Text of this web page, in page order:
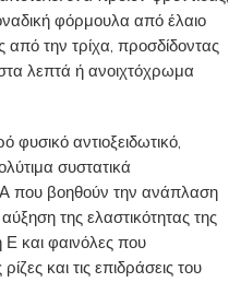
φόρμουλα από έλαιο
την τρίχα, προσδίδοντας
λεπτά ή ανοιχτόχρωμα
φυσικό αντιοξειδωτικό,
συστατικά
Α που βοηθούν την ανάπλαση
της ελαστικότητας της
Ε και φαινόλες που
και τις επιδράσεις του